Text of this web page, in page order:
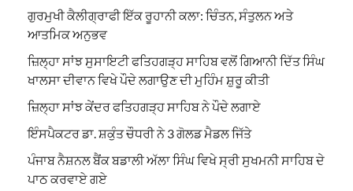
ਗੁਰਮੁਖੀ ਕੈਲੀਗ੍ਰਾਫੀ ਇੱਕ ਰੂਹਾਨੀ ਕਲਾ: ਚਿੰਤਨ, ਸੰਤੁਲਨ ਅਤੇ
ਆਤਮਿਕ ਅਨੁਭਵ
ਜ਼ਿਲ੍ਹਾ ਸਾਂਝ ਸੁਸਾਇਟੀ ਫਤਿਹਗੜ੍ਹ ਸਾਹਿਬ ਵਲੋਂ ਗਿਆਨੀ ਦਿੱਤ ਸਿੰਘ
ਖਾਲਸਾ ਦੀਵਾਨ ਵਿਖੇ ਪੌਦੇ ਲਗਾਉਣ ਦੀ ਮੁਹਿੰਮ ਸ਼ੁਰੂ ਕੀਤੀ
ਜ਼ਿਲ੍ਹਾ ਸਾਂਝ ਕੇਂਦਰ ਫਤਿਹਗੜ੍ਹ ਸਾਹਿਬ ਨੇ ਪੌਦੇ ਲਗਾਏ
ਇੰਸਪੈਕਟਰ ਡਾ. ਸ਼ਕੁੰਤ ਚੌਧਰੀ ਨੇ 3 ਗੋਲਡ ਮੈਡਲ ਜਿੱਤੇ
ਪੰਜਾਬ ਨੈਸ਼ਨਲ ਬੈਂਕ ਬਡਾਲੀ ਅੱਲਾ ਸਿੰਘ ਵਿਖੇ ਸ੍ਰੀ ਸੁਖਮਨੀ ਸਾਹਿਬ ਦੇ
ਪਾਠ ਕਰਵਾਏ ਗਏ